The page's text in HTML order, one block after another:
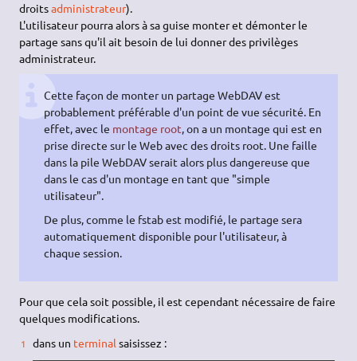
droitsadministrateur).
L'utilisateur pourra alors à sa guise monter et démonter le
partage sans qu'il ait besoin de lui donner des privilèges
administrateur.
Cette façon de monter un partage WebDAV est
probablement préférable d'un point de vue sécurité. En
effet, avec le montage root, on a un montage qui est en
prise directe sur le Web avec des droits root. Une faille
dans la pile WebDAV serait alors plus dangereuse que
dans le cas d'un montage en tant que "simple
utilisateur".
De plus, comme le fstab est modifié, le partage sera
automatiquement disponible pour l'utilisateur, à
chaque session.
Pour que cela soit possible, il est cependant nécessaire de faire
quelques modifications.
dans un terminal saisissez :